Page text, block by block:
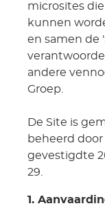
microsites
kunnen
en samen de
andere
Groep.
De Site is
beheerd door
gevestigdte
29.
1.